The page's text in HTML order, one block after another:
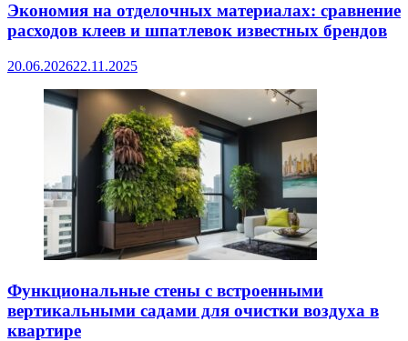
Экономия на отделочных материалах: сравнение
расходов клеев и шпатлевок известных брендов
20.06.202622.11.2025
Функциональные стены с встроенными
вертикальными садами для очистки воздуха в
квартире